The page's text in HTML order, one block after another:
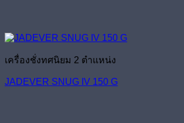
เครื่องชั่งทศนิยม 2 ตำแหน่ง
JADEVER SNUG IV 150 G